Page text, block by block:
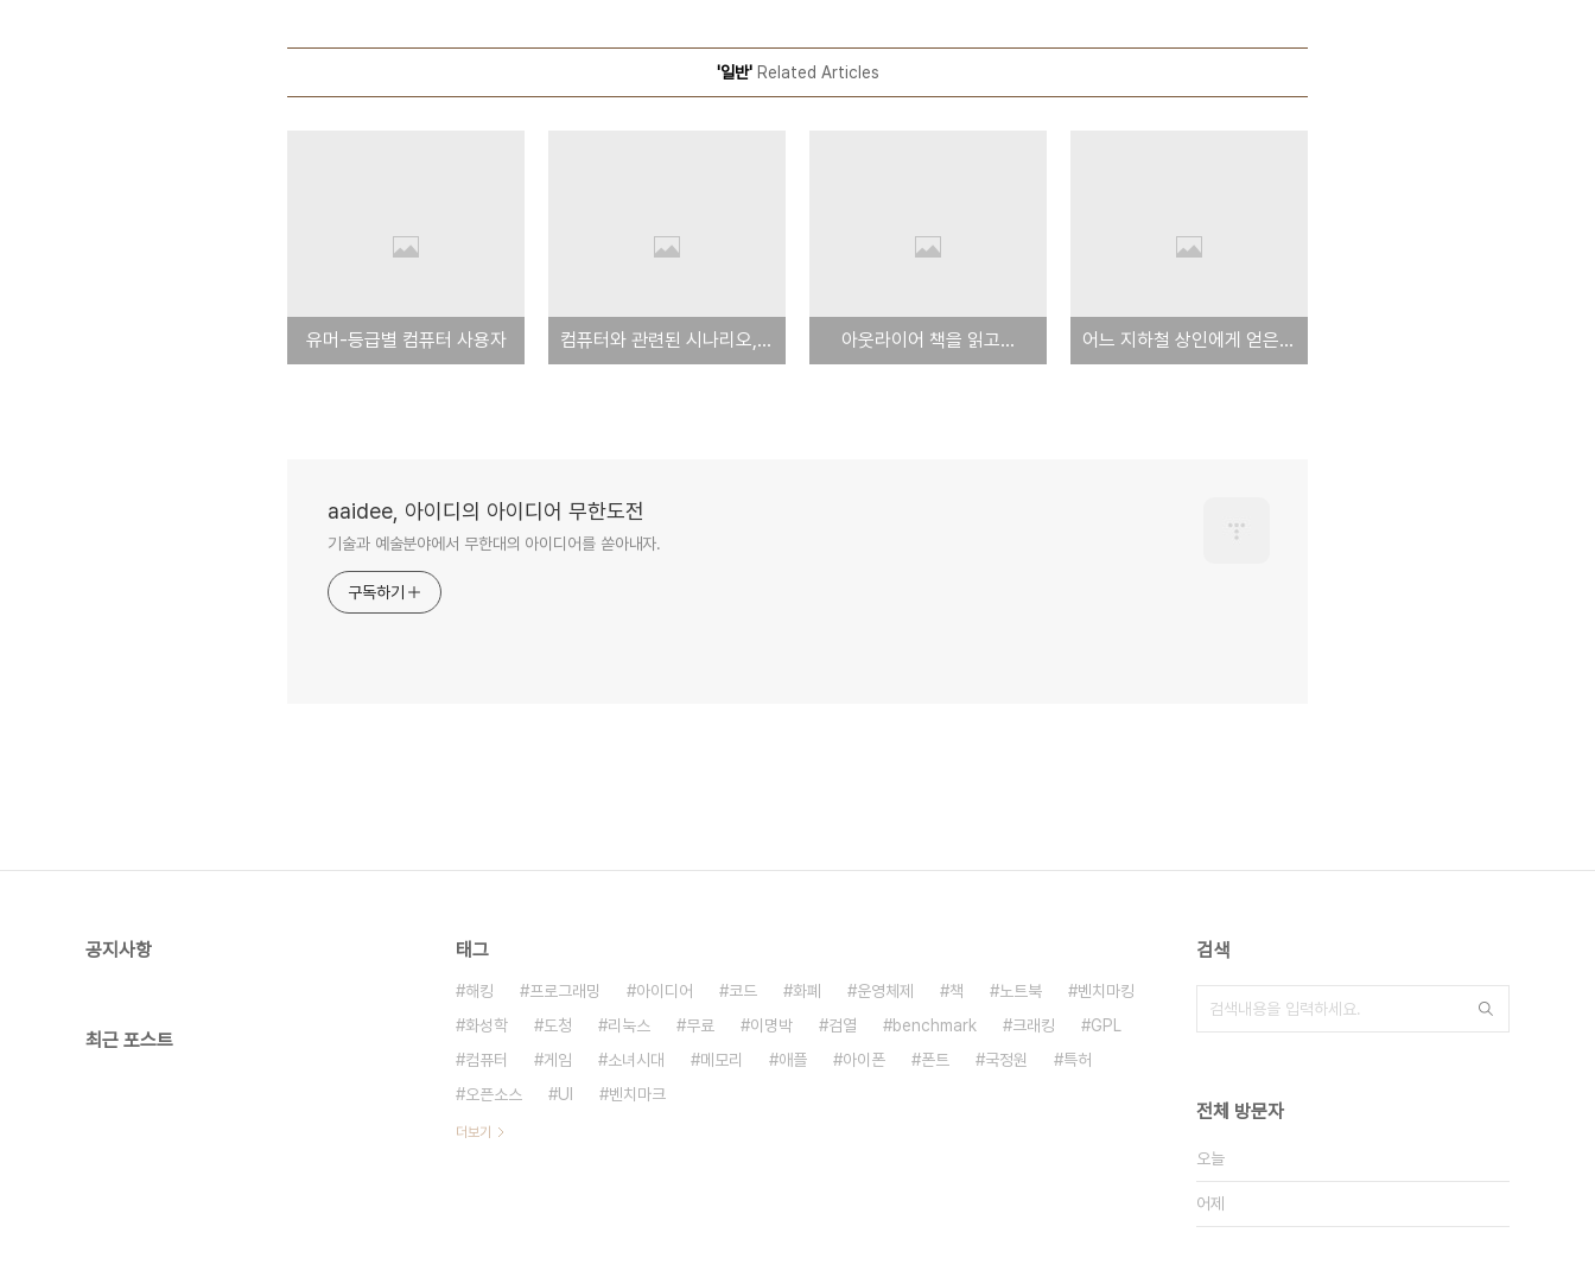
'일반'Related Articles
유머-등급별 컴퓨터 사용자 컴퓨터와 관련된 시나리오, 소설 소재 아웃라이어 책을 읽고... 어느 지하철 상인에게 얻은 교훈
aaidee, 아이디의 아이디어 무한도전
기술과 예술분야에서 무한대의 아이디어를 쏟아내자.
구독하기
공지사항
최근 포스트
태그
해킹 프로그래밍 아이디어 코드 화폐 운영체제 책 노트북
벤치마킹
화성학
도청 리눅스 무료 이명박 검열 benchmark 크래킹
GPL
컴퓨터
게임 소녀시대 메모리 애플 아이폰 폰트 국정원
특허
오픈소스
UI 벤치마크
더보기
검색
전체 방문자
오늘
어제